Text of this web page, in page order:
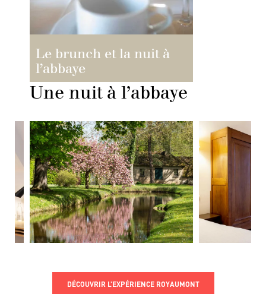
Le brunch et la nuit à
l’abbaye
Une nuit à l’abbaye
DÉCOUVRIR L’EXPÉRIENCE ROYAUMONT